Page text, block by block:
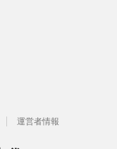
運営者情報